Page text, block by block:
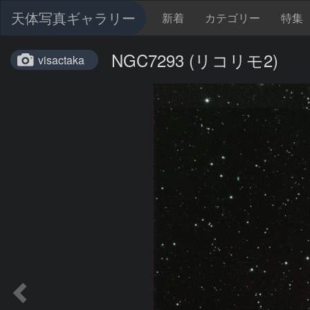
天体写真ギャラリー 新着 カテゴリー 特集
visactaka NGC7293 (リコリモ2)